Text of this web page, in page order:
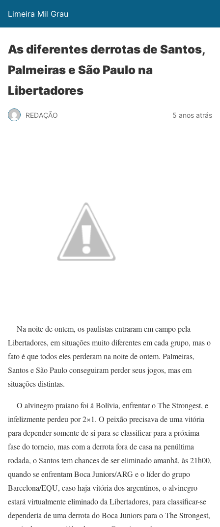
Limeira Mil Grau
As diferentes derrotas de Santos,
Palmeiras e São Paulo na
Libertadores
REDAÇÃO 5 anos atrás
Na noite de ontem, os paulistas entraram em campo pela
Libertadores, em situações muito diferentes em cada grupo, mas o
fato é que todos eles perderam na noite de ontem. Palmeiras,
Santos e São Paulo conseguiram perder seus jogos, mas em
situações distintas.
O alvinegro praiano foi á Bolívia, enfrentar o The Strongest, e
infelizmente perdeu por 2×1. O peixão precisava de uma vitória
para depender somente de si para se classificar para a próxima
fase do torneio, mas com a derrota fora de casa na penúltima
rodada, o Santos tem chances de ser eliminado amanhã, às 21h00,
quando se enfrentam Boca Juniors/ARG e o líder do grupo
Barcelona/EQU, caso haja vitória dos argentinos, o alvinegro
estará virtualmente eliminado da Libertadores, para classificar-se
dependeria de uma derrota do Boca Juniors para o The Strongest,